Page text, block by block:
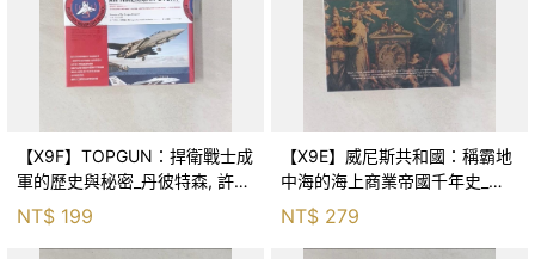
【X9F】TOPGUN：捍衛戰士成
軍的歷史與秘密_丹彼特森, 許劍
虹
NT$ 199
【X9E】威尼斯共和國：稱霸地
中海的海上商業帝國千年史_湯
瑪士．麥登
NT$ 279